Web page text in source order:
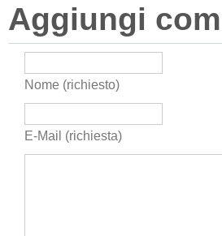
Aggiungi
Nome (richiesto)
E-Mail (richiesta)